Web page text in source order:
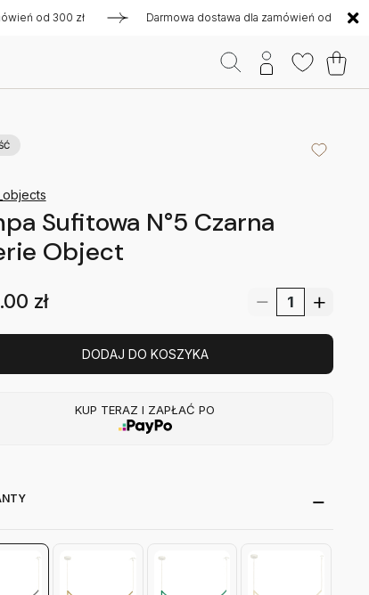
od 300 zł Darmowa dostawa dla zamówień od 300 zł
Sufitowa N°5 Czarna
Object
zł
DODAJ DO KOSZYKA
KUP TERAZ I ZAPŁAĆ PO